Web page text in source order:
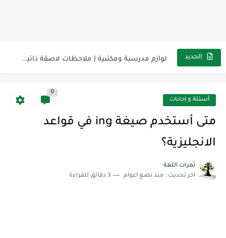
الجديد
The Winter Surprise أسئلة و إجابات
0
متى أستخدم صيغة ing في قواعد
الانجليزية؟
ثمرات اللغة
اخر تحديث : منذ بضع اعوام 3 دقائق للقراءة